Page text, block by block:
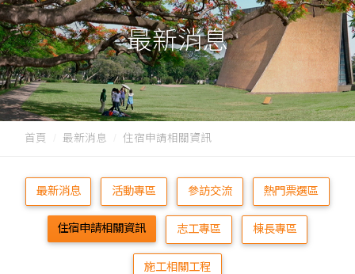
最新消息
首頁 最新消息 住宿申請相關資訊
最新消息 活動專區 參訪交流 熱門票選區
住宿申請相關資訊 志工專區 棟長專區
施工相關工程